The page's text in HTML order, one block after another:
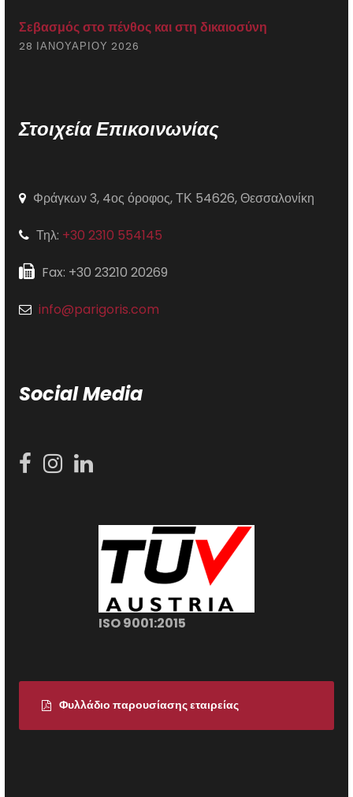
Σεβασμός στο πένθος και στη δικαιοσύνη
28 ΙΑΝΟΥΑΡΊΟΥ 2026
Στοιχεία Επικοινωνίας
Φράγκων 3, 4ος όροφος, ΤΚ 54626, Θεσσαλονίκη
Τηλ: +30 2310 554145
Fax: +30 23210 20269
info@parigoris.com
Social Media
ISO 9001:2015
Φυλλάδιο παρουσίασης εταιρείας